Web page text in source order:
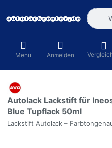
Menü Anmelden
Autolack Lackstift für
Blue Tupflack 50ml
Lackstift Autolack –